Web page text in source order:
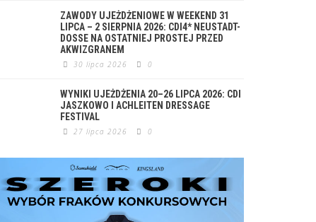
ZAWODY UJEŻDŻENIOWE W WEEKEND 31
LIPCA – 2 SIERPNIA 2026: CDI4* NEUSTADT-
DOSSE NA OSTATNIEJ PROSTEJ PRZED
AKWIZGRANEM
30 lipca 2026 0
WYNIKI UJEŻDŻENIA 20–26 LIPCA 2026: CDI
JASZKOWO I ACHLEITEN DRESSAGE
FESTIVAL
27 lipca 2026 0